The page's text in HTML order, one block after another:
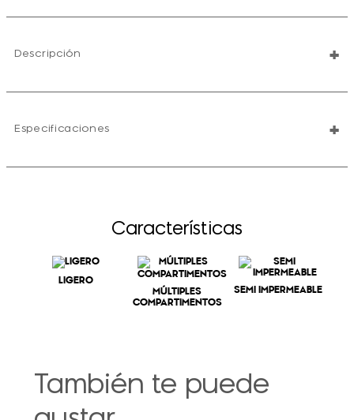
Descripción +
Especificaciones +
Características
LIGERO
MÚLTIPLES
COMPARTIMENTOS
SEMI IMPERMEABLE
También te puede